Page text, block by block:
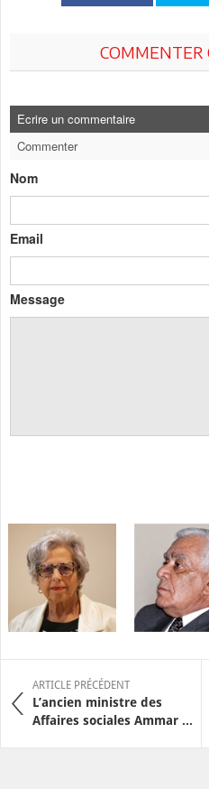
COMMENTER
Ecrire un commentaire
Commenter
Nom
Email
Message
ARTICLE PRÉCÉDENT
L’ancien ministre des
Affaires sociales Ammar ...